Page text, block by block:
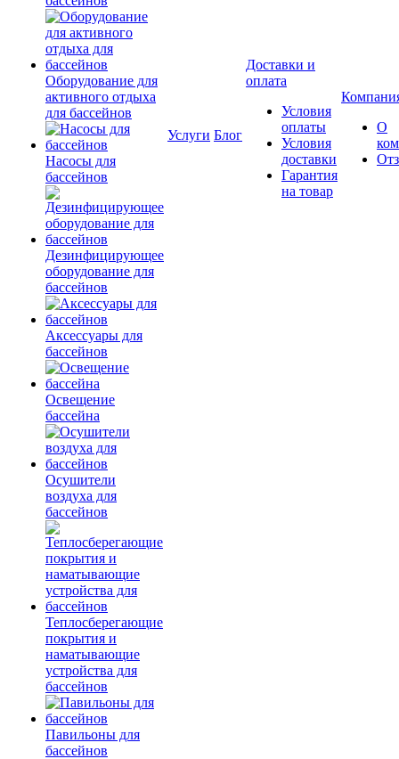
Оборудование для
активного отдыха
для бассейнов
Насосы для
бассейнов
Дезинфицирующее
оборудование для
бассейнов
Аксессуары для
бассейнов
Освещение
бассейна
Осушители
воздуха для
бассейнов
Теплосберегающие
покрытия и
наматывающие
устройства для
бассейнов
Павильоны для
бассейнов
Услуги Блог
Доставки и
оплата
Условия
оплаты
Условия
доставки
Гарантия
на товар
О